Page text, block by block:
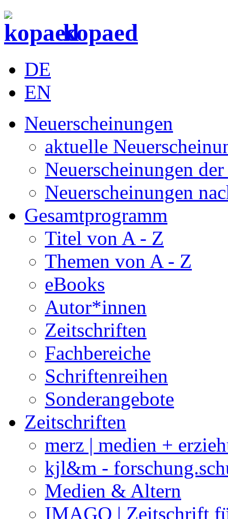
kopaed
DE
EN
Neuerscheinungen
aktuelle
Neuerscheinungen
Neuerscheinungen
Gesamtprogramm
Titel von A - Z
Themen von A - Z
eBooks
Autor*innen
Zeitschriften
Fachbereiche
Schriftenreihen
Sonderangebote
Zeitschriften
merz | medien +
kjl&m -
Medien & Altern
IMAGO | Zeitschrift